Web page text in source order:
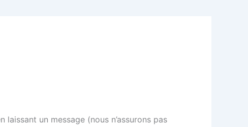
un message (nous n’assurons pas